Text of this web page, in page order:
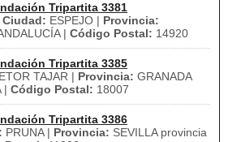
Tripartita 3381
Ciudad: ESPEJO | Provincia:
| Código Postal: 14920
Tripartita 3385
TAJAR | Provincia: GRANADA
| Código Postal: 18007
Tripartita 3386
PRUNA | Provincia: SEVILLA provincia